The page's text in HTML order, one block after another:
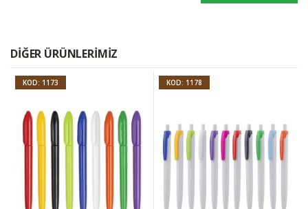
DIĞER ÜRÜNLERIMIZ
KOD: 1173 KOD: 1178